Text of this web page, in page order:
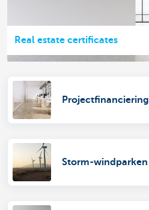
Real estate certificates
Projectfinanciering
Storm-windparken